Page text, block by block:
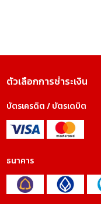
ตัวเลือกการชำระเงิน
บัตรเครดิต / บัตรเดบิต
ธนาคาร